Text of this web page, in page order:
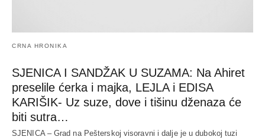
CRNA HRONIKA
SJENICA I SANDŽAK U SUZAMA: Na Ahiret
preselile ćerka i majka, LEJLA i EDISA
KARIŠIK- Uz suze, dove i tišinu dženaza će
biti sutra…
SJENICA – Grad na Pešterskoj visoravni i dalje je u dubokoj tuzi